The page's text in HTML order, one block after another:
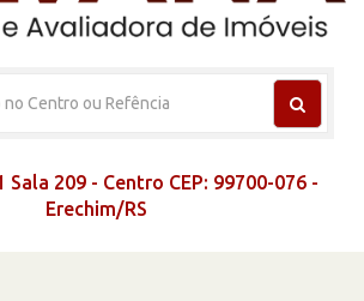
Sala 209 - Centro CEP: 99700-076 -
Erechim/RS